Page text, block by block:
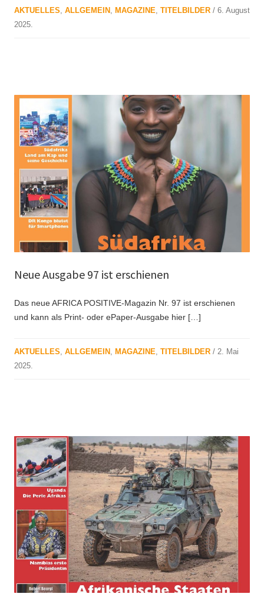
AKTUELLES, ALLGEMEIN , MAGAZINE, TITELBILDER / 6. August
2025.
Neue Ausgabe 97 ist erschienen
Das neue AFRICA POSITIVE-Magazin Nr. 97 ist erschienen
und kann als Print- oder ePaper-Ausgabe hier […]
AKTUELLES ALLGEMEIN MAGAZINE TITELBILDER / 2. Mai
2025